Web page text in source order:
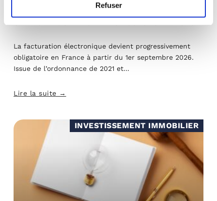
Refuser
FACTURATION ÉLECTRONIQUE : CE QUI
La facturation électronique devient progressivement
obligatoire en France à partir du 1er septembre 2026.
Issue de l’ordonnance de 2021 et
Lire la suite →
INVESTISSEMENT IMMOBILIER